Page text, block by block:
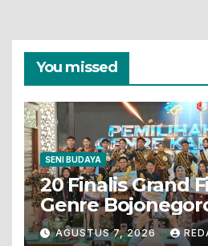
You missed
SENI BUDAYA
20 Finalis Grand
Genre
Tunjukkan Bakat
AGUSTUS 7, 2026